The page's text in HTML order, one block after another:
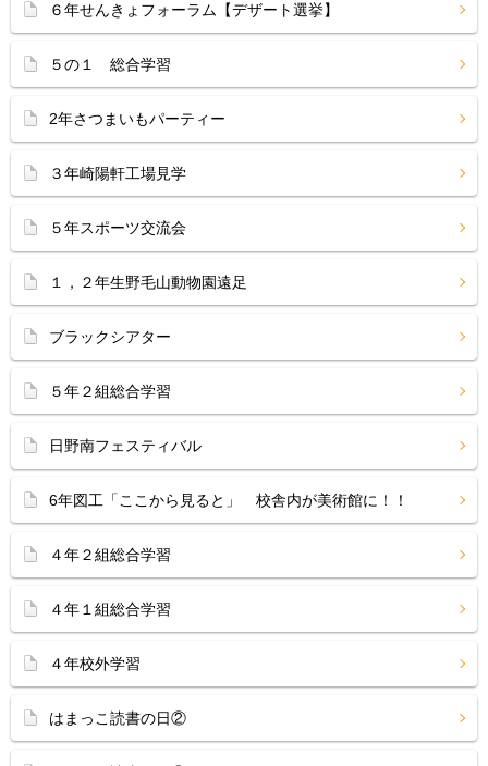
６年せんきょフォーラム【デザート選挙】
５の１ 総合学習
2年さつまいもパーティー
３年崎陽軒工場見学
５年スポーツ交流会
１，２年生野毛山動物園遠足
ブラックシアター
５年２組総合学習
日野南フェスティバル
6年図工「ここから見ると」 校舎内が美術館に！！
４年２組総合学習
４年１組総合学習
４年校外学習
はまっこ読書の日②